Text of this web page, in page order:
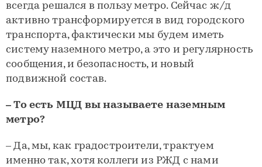
всегда решался в пользу метро. Сейчас ж/д
активно трансформируется в вид городского
транспорта, фактически мы будем иметь
систему наземного метро, а это и регулярность
сообщения, и безопасность, и новый
подвижной состав.
– То есть МЦД вы называете наземным
метро?
– Да, мы, как градостроители, трактуем
именно так, хотя коллеги из РЖД с нами